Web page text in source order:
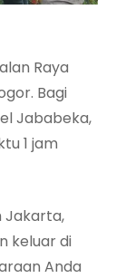
Raya
Bagi
Jababeka,
1 jam
Jakarta,
keluar di
Anda